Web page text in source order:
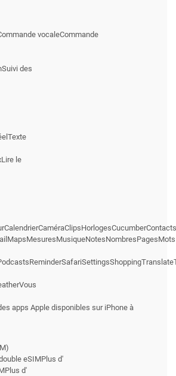
vocaleCommande
des
le
apps Apple disponibles sur iPhone à
eSIMPlus d'
d'